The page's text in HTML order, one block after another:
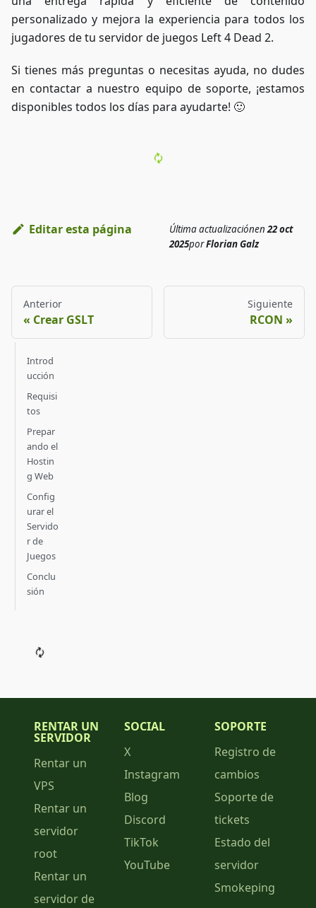
personalizado y mejora la experiencia para todos los
jugadores de tu servidor de juegos Left 4 Dead 2.
Si tienes más preguntas o necesitas ayuda, no dudes
en contactar a nuestro equipo de soporte, ¡estamos
disponibles todos los días para ayudarte! 🙂
Editar esta página Última actualizaciónen22 oct
2025porFlorian Galz
Anterior
Crear GSLT
Siguiente
RCON
Introd
ucción
Requisi
tos
Prepar
ando el
Hostin
g Web
Config
urar el
Servido
r de
Juegos
Conclu
sión
RENTAR UN
SERVIDOR
Rentar un
VPS
Rentar un
servidor
root
Rentar un
servidor de
SOCIAL
X
Instagram
Blog
Discord
TikTok
YouTube
SOPORTE
Registro de
cambios
Soporte de
tickets
Estado del
servidor
Smokeping